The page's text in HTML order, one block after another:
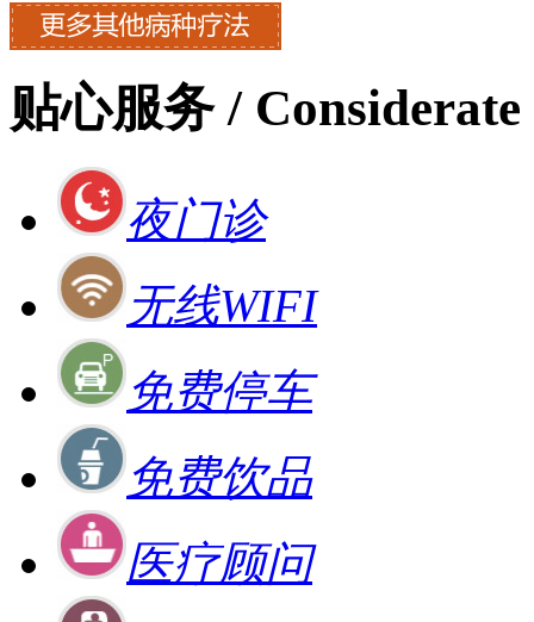
贴心服务 / Considerate
夜门诊
无线WIFI
免费停车
免费饮品
医疗顾问